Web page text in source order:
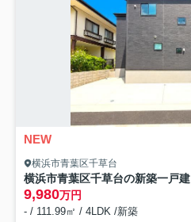
NEW
横浜市青葉区千草台
横浜市青葉区千草台の新築一戸建
9,980万円
- / 111.99㎡ / 4LDK /新築